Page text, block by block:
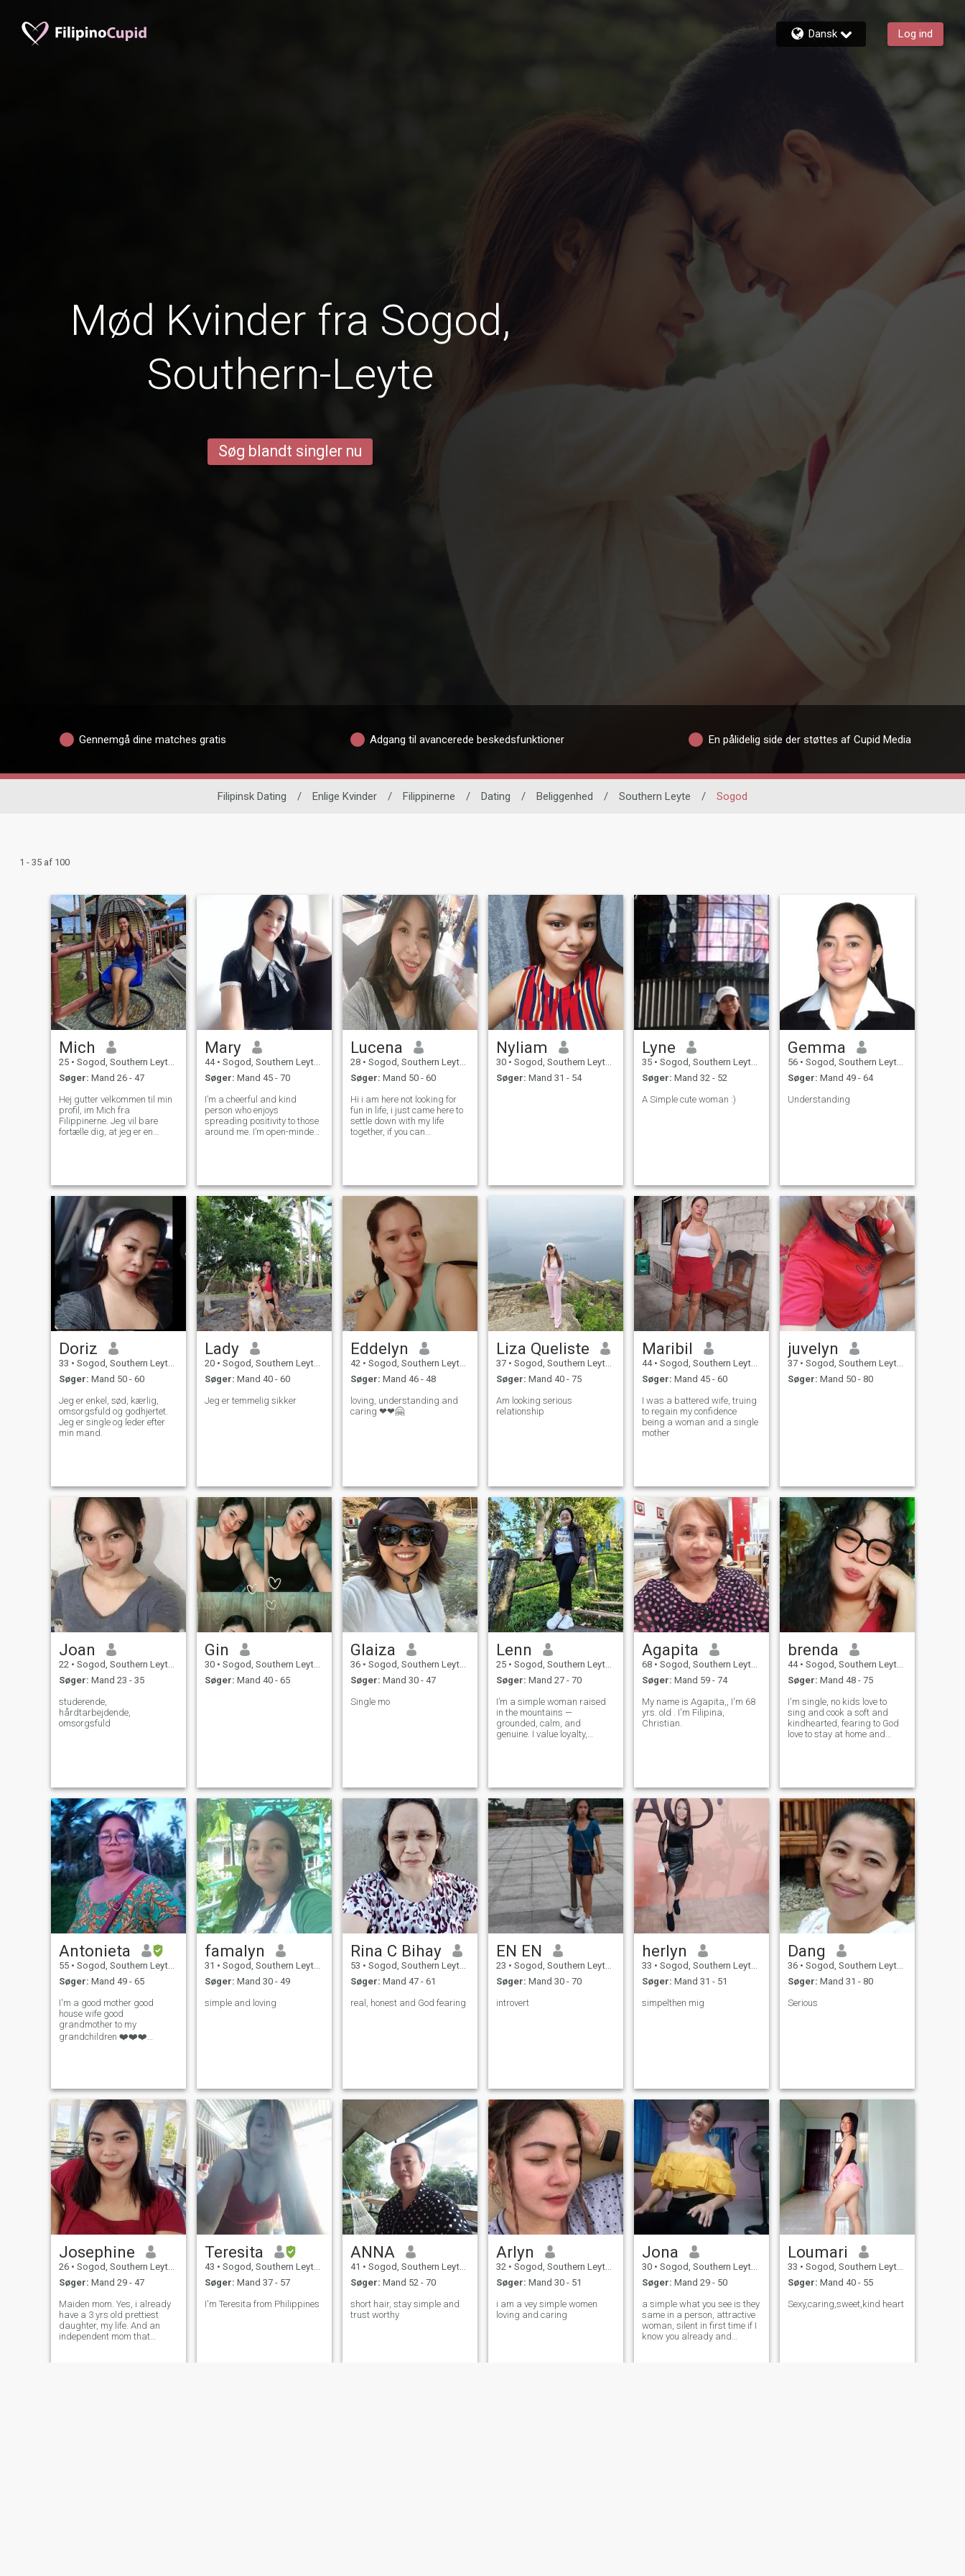
Dansk Log ind
Mød Kvinder fra Sogod,
Southern-Leyte
Søg blandt singler nu
Gennemgå dine matches gratis Adgang til avancerede beskedsfunktioner En pålidelig side der støttes af Cupid Media
Filipinsk Dating / Enlige Kvinder / Filippinerne / Dating / Beliggenhed / Southern Leyte / Sogod
1 - 35 af 100
Mich
25 • Sogod, Southern Leyte, Filippinerne
Søger: Mand 26 - 47
Hej gutter velkommen til min
profil, im Mich fra
Filippinerne. Jeg vil bare
fortælle dig, at jeg er en
jogge gå i gymnastiksalen,
lytte musik, nusse med min
fremtidige partner, der rejser,
elsker at grine og få andre til
at grine. Jeg elsker at have
en kvalitetstid i min særlige
person. Bare send mig en
besked, så vi bedre kan
kende hinanden og
selvfølgelig er villig til at slå
mig ned jeg elsker at have en
familie.
Mary
44 • Sogod, Southern Leyte, Filippinerne
Søger: Mand 45 - 70
I’m a cheerful and kind
person who enjoys
spreading positivity to those
around me. I’m open-minded,
Lucena
28 • Sogod, Southern Leyte, Filippinerne
Søger: Mand 50 - 60
Hi i am here not looking for
fun in life, i just came here to
settle down with my life
together, if you can
you in reàl life, i am willing to
Nyliam
30 • Sogod, Southern Leyte, Filippinerne
Søger: Mand 31 - 54
Lyne
35 • Sogod, Southern Leyte, Filippinerne
Søger: Mand 32 - 52
A Simple cute woman :)
Gemma
56 • Sogod, Southern Leyte, Filippinerne
Søger: Mand 49 - 64
Understanding
Doriz
33 • Sogod, Southern Leyte, Filippinerne
Søger: Mand 50 - 60
Jeg er enkel, sød, kærlig,
omsorgsfuld og godhjertet.
Jeg er single og leder efter
min mand.
Lady
20 • Sogod, Southern Leyte, Filippinerne
Søger: Mand 40 - 60
Jeg er temmelig sikker
Eddelyn
42 • Sogod, Southern Leyte, Filippinerne
Søger: Mand 46 - 48
loving, understanding and
caring ❤❤🤗
Liza Queliste
37 • Sogod, Southern Leyte, Filippinerne
Søger: Mand 40 - 75
Am looking serious
relationship
Maribil
44 • Sogod, Southern Leyte, Filippinerne
Søger: Mand 45 - 60
I was a battered wife, truing
to regain my confidence
being a woman and a single
mother
juvelyn
37 • Sogod, Southern Leyte, Filippinerne
Søger: Mand 50 - 80
Joan
22 • Sogod, Southern Leyte, Filippinerne
Søger: Mand 23 - 35
studerende,
hårdtarbejdende,
omsorgsfuld
Gin
30 • Sogod, Southern Leyte, Filippinerne
Søger: Mand 40 - 65
Glaiza
36 • Sogod, Southern Leyte, Filippinerne
Søger: Mand 30 - 47
Single mo
Lenn
25 • Sogod, Southern Leyte, Filippinerne
Søger: Mand 27 - 70
I’m a simple woman raised
in the mountains —
grounded, calm, and
genuine. I value loyalty,
depth.
Agapita
68 • Sogod, Southern Leyte, Filippinerne
Søger: Mand 59 - 74
My name is Agapita,, I'm 68
yrs. old . I'm Filipina,
Christian.
brenda
44 • Sogod, Southern Leyte, Filippinerne
Søger: Mand 48 - 75
I'm single, no kids love to
sing and cook a soft and
kindhearted, fearing to God
love to stay at home and
Antonieta
55 • Sogod, Southern Leyte, Filippinerne
Søger: Mand 49 - 65
I'm a good mother good
house wife good
grandmother to my
grandchildren ❤️❤️❤️
famalyn
31 • Sogod, Southern Leyte, Filippinerne
Søger: Mand 30 - 49
simple and loving
Rina C Bihay
53 • Sogod, Southern Leyte, Filippinerne
Søger: Mand 47 - 61
real, honest and God fearing
EN EN
23 • Sogod, Southern Leyte, Filippinerne
Søger: Mand 30 - 70
introvert
herlyn
33 • Sogod, Southern Leyte, Filippinerne
Søger: Mand 31 - 51
simpelthen mig
Dang
36 • Sogod, Southern Leyte, Filippinerne
Søger: Mand 31 - 80
Serious
Josephine
26 • Sogod, Southern Leyte, Filippinerne
Søger: Mand 29 - 47
Maiden mom. Yes, i already
have a 3 yrs old prettiest
daughter, my life. And an
independent mom that
Teresita
43 • Sogod, Southern Leyte, Filippinerne
Søger: Mand 37 - 57
I'm Teresita from Philippines
ANNA
41 • Sogod, Southern Leyte, Filippinerne
Søger: Mand 52 - 70
short hair, stay simple and
trust worthy
Arlyn
32 • Sogod, Southern Leyte, Filippinerne
Søger: Mand 30 - 51
i am a vey simple women
loving and caring
Jona
30 • Sogod, Southern Leyte, Filippinerne
Søger: Mand 29 - 50
a simple what you see is they
same in a person, attractive
woman, silent in first time if I
know you already and
Loumari
33 • Sogod, Southern Leyte, Filippinerne
Søger: Mand 40 - 55
Sexy,caring,sweet,kind heart